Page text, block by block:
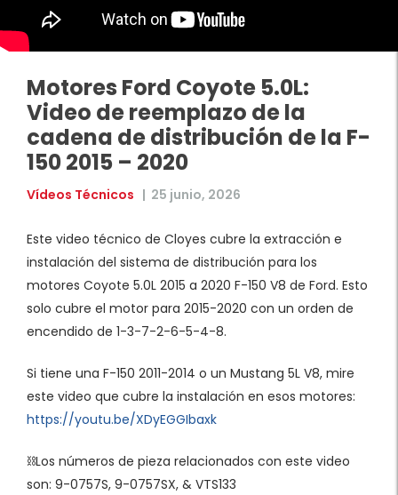
Motores Ford Coyote 5.0L:
Video de reemplazo de la
cadena de distribución de la F-
150 2015 – 2020
Vídeos Técnicos | 25 junio, 2026
Este video técnico de Cloyes cubre la extracción e
instalación del sistema de distribución para los
motores Coyote 5.0L 2015 a 2020 F-150 V8 de Ford. Esto
solo cubre el motor para 2015-2020 con un orden de
encendido de 1-3-7-2-6-5-4-8.
Si tiene una F-150 2011-2014 o un Mustang 5L V8, mire
este video que cubre la instalación en esos motores:
https://youtu.be/XDyEGGIbaxk
⛓Los números de pieza relacionados con este video
son: 9-0757S, 9-0757SX, & VTS133